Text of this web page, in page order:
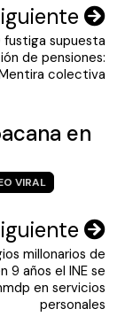
fustiga supuesta
de pensiones:
colectiva
en
VIRAL
millonarios de
9 años el INE se
en servicios
personales